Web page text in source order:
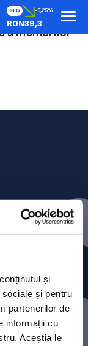
și
și pentru
partenerilor de
informații cu
Aceștia le
SFG -0,25%
RON39,3
a membrilor